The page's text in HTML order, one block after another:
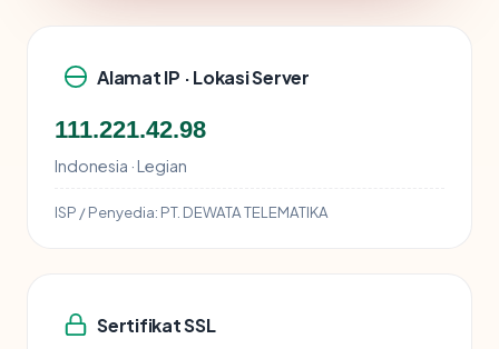
Alamat IP · Lokasi Server
111.221.42.98
Indonesia · Legian
ISP / Penyedia: PT. DEWATA TELEMATIKA
Sertifikat SSL